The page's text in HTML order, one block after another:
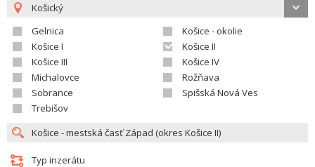
Košický
Gelnica
Košice - okolie
Košice I
Košice II
Košice III
Košice IV
Michalovce
Rožňava
Sobrance
Spišská Nová Ves
Trebišov
Typ inzerátu